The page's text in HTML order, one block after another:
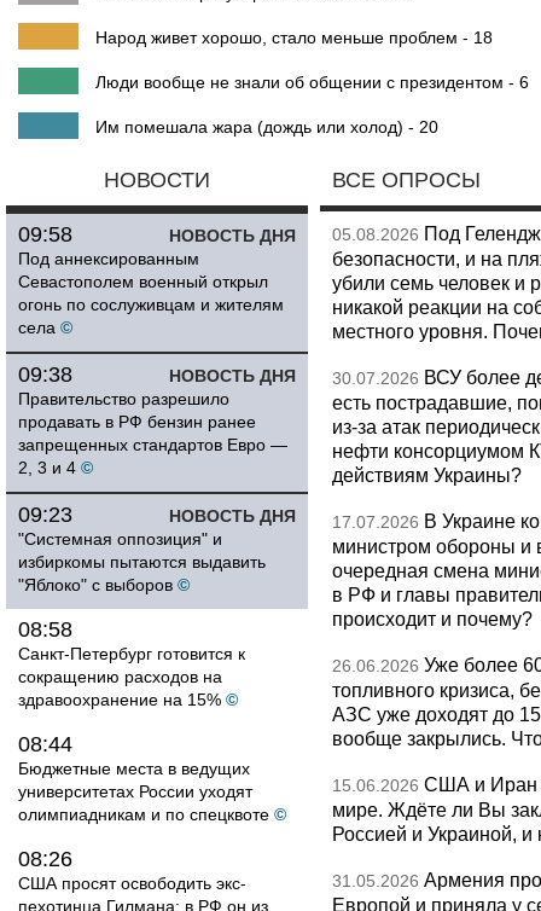
Народ живет хорошо, стало меньше проблем - 18
Люди вообще не знали об общении с президентом - 6
Им помешала жара (дождь или холод) - 20
НОВОСТИ
НОВОСТЬ ДНЯ
09:58
Под аннексированным
Севастополем военный открыл
огонь по сослуживцам и жителям
села ©
НОВОСТЬ ДНЯ
09:38
Правительство разрешило
продавать в РФ бензин ранее
запрещенных стандартов Евро —
2, 3 и 4 ©
НОВОСТЬ ДНЯ
09:23
"Системная оппозиция" и
избиркомы пытаются выдавить
"Яблоко" с выборов ©
08:58
Санкт-Петербург готовится к
сокращению расходов на
здравоохранение на 15% ©
08:44
Бюджетные места в ведущих
университетах России уходят
олимпиадникам и по спецквоте ©
08:26
США просят освободить экс-
пехотинца Гилмана: в РФ он из
ВСЕ ОПРОСЫ
05.08.2026 Под
безопасности, и на
убили семь человек и
никакой реакции на
местного уровня.
30.07.2026 ВСУ более
есть пострадавшие,
из-за атак
нефти консорциумом
действиям Украины?
17.07.2026 В Украине
министром обороны и
очередная смена
в РФ и главы
происходит и почему?
26.06.2026 Уже более
топливного кризиса,
АЗС уже доходят до
вообще закрылись.
15.06.2026 США и Иран
мире. Ждёте ли Вы
Россией и Украиной,
31.05.2026 Армения
Европой и приняла у